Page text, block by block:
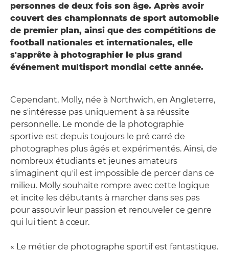
personnes de deux fois son âge. Après avoir
couvert des championnats de sport automobile
de premier plan, ainsi que des compétitions de
football nationales et internationales, elle
s'apprête à photographier le plus grand
événement multisport mondial cette année.
Cependant, Molly, née à Northwich, en Angleterre,
ne s'intéresse pas uniquement à sa réussite
personnelle. Le monde de la photographie
sportive est depuis toujours le pré carré de
photographes plus âgés et expérimentés. Ainsi, de
nombreux étudiants et jeunes amateurs
s'imaginent qu'il est impossible de percer dans ce
milieu. Molly souhaite rompre avec cette logique
et incite les débutants à marcher dans ses pas
pour assouvir leur passion et renouveler ce genre
qui lui tient à cœur.
« Le métier de photographe sportif est fantastique.